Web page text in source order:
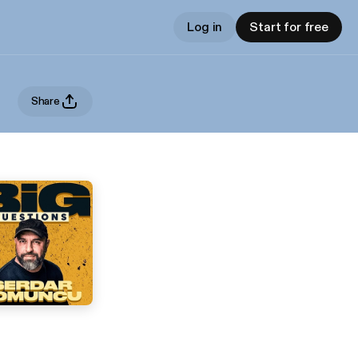
Log in Start for free
Share